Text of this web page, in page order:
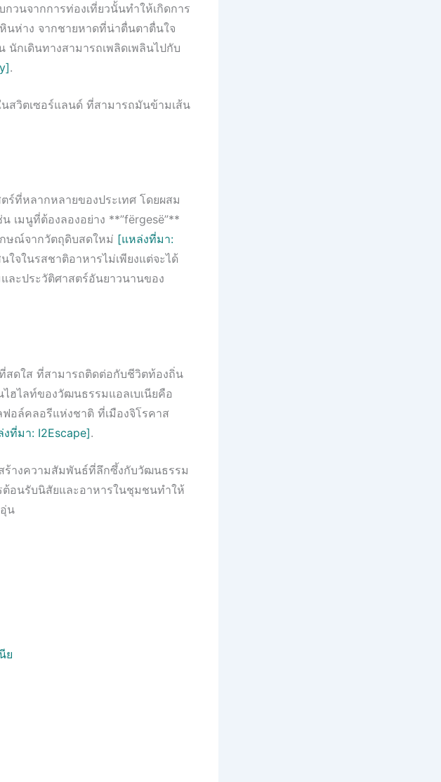
วนจากการท่องเที่ยวนั้นทำให้เกิดการ
นห่าง จากชายหาดที่น่าตื่นตาตื่นใจ
กเดินทางสามารถเพลิดเพลินไปกับ
.
สวิตเซอร์แลนด์ ที่สามารถมันข้ามเส้น
ร์ที่หลากหลายของประเทศ โดยผสม
เมนูที่ต้องลองอย่าง **”fërgesë”**
กษณ์จากวัตถุดิบสดใหม่ [แหล่งที่มา:
ใจในรสชาติอาหารไม่เพียงแต่จะได้
ละประวัติศาสตร์อันยาวนานของ
สดใส ที่สามารถติดต่อกับชีวิตท้องถิ่น
ฮไลท์ของวัฒนธรรมแอลเบเนียคือ
อล์คลอรีแห่งชาติ ที่เมืองจิโรคาส
ที่มา: I2Escape].
ร้างความสัมพันธ์ที่ลึกซึ้งกับวัฒนธรรม
ต้อนรับนิสัยและอาหารในชุมชนทำให้
น
ย